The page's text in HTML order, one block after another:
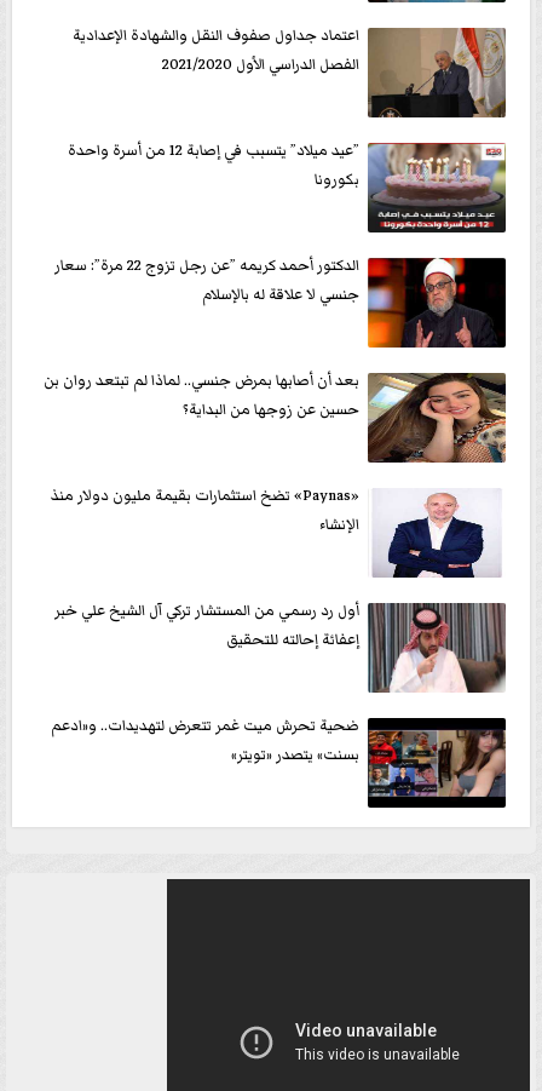
اعتماد جداول صفوف النقل والشهادة الإعدادية
الفصل الدراسي الأول 2021/2020
”عيد ميلاد” يتسبب في إصابة 12 من أسرة واحدة
بكورونا
الدكتور أحمد كريمه ”عن رجل تزوج 22 مرة”: سعار
جنسي لا علاقة له بالإسلام
بعد أن أصابها بمرض جنسي.. لماذا لم تبتعد روان بن
حسين عن زوجها من البداية؟
«Paynas» تضخ استثمارات بقيمة مليون دولار منذ
الإنشاء
أول رد رسمي من المستشار تركي آل الشيخ علي خبر
إعفائة إحالته للتحقيق
ضحية تحرش ميت غمر تتعرض لتهديدات.. و«ادعم
بسنت» يتصدر «تويتر»